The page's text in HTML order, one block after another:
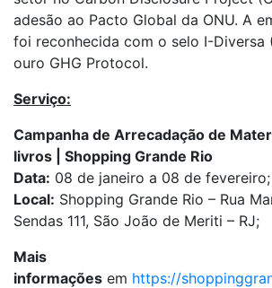
adesão ao Pacto Global da ONU. A
foi reconhecida com o selo I-Diversa
ouro GHG Protocol.
Serviço:
Campanha de Arrecadação de
livros | Shopping Grande Rio
Data: 08 de janeiro a 08 de fevereiro;
Local: Shopping Grande Rio – Rua
Sendas 111, São João de Meriti – RJ;
Mais
informações em https://